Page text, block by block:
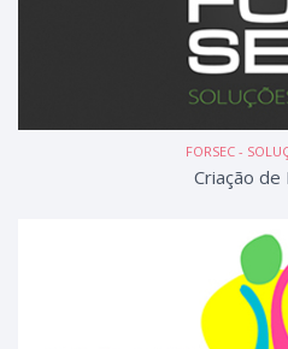
FORSEC -
Criação de